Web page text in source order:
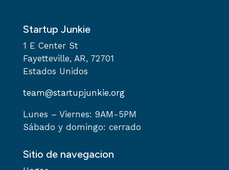
Startup Junkie
1 E Center St
Fayetteville, AR, 72701
Estados Unidos
team@startupjunkie.org
Lunes – Viernes: 9AM-5PM
Sábado y domingo: cerrado
Sitio de navegacion